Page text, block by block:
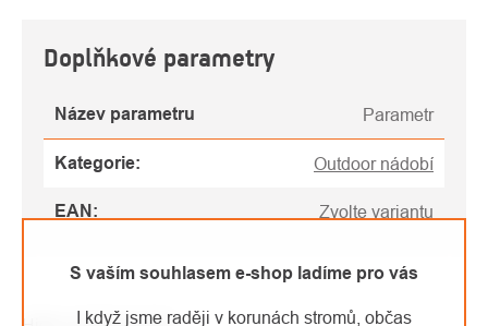
S vaším souhlasem e-shop ladíme pro vás
I když jsme raději v korunách stromů, občas
Doplňkové parametry
Název parametru Parametr
Kategorie: Outdoor nádobí
EAN : Zvolte variantu